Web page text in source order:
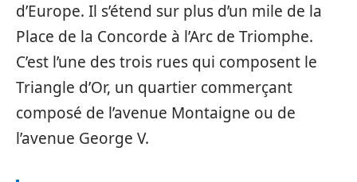
d’Europe. Il s’étend sur plus d’un mile de la
Place de la Concorde à l’Arc de Triomphe.
C’est l’une des trois rues qui composent le
Triangle d’Or, un quartier commerçant
composé de l’avenue Montaigne ou de
l’avenue George V.